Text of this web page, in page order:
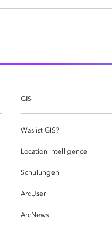
GIS
Was ist GIS?
Location Intelligence
Schulungen
ArcUser
ArcNews